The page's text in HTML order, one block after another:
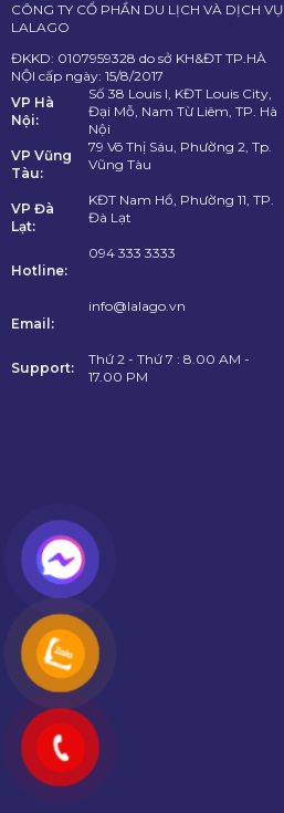
CÔNG TY CỔ PHẦN DU LỊCH VÀ DỊCH VỤ
LALAGO
ĐKKD: 0107959328 do sở KH&ĐT TP.HÀ
NỘI cấp ngày: 15/8/2017
VP Hà
Nội:
Số 38 Louis I, KĐT Louis City,
Đại Mỗ, Nam Từ Liêm, TP. Hà
Nội
VP Vũng
Tàu:
79 Võ Thị Sáu, Phường 2, Tp.
Vũng Tàu
VP Đà
Lạt:
KĐT Nam Hồ, Phường 11, TP.
Đà Lạt
Hotline:
094 333 3333
Email:
info@lalago.vn
Support:
Thứ 2 - Thứ 7 : 8.00 AM -
17.00 PM